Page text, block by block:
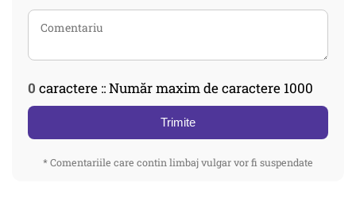
0 caractere :: Număr maxim de caractere 1000
Trimite
* Comentariile care contin limbaj vulgar vor fi suspendate